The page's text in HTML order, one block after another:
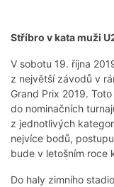
Stříbro v kata muži
V sobotu 19. října
z největší závodů v
Grand Prix 2019.
do nominačních
z jednotlivých
nejvíce bodů,
bude v letošním roce
Do haly zimního